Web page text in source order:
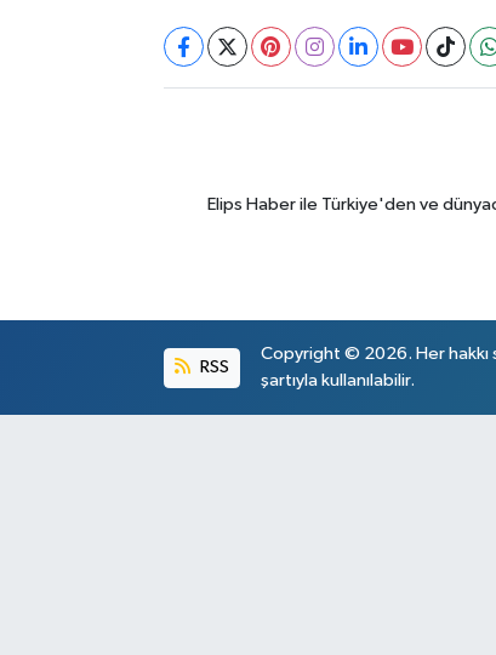
Elips Haber ile Türkiye'den ve
RSS
Copyright © 2026. Her hakkı
şartıyla kullanılabilir.